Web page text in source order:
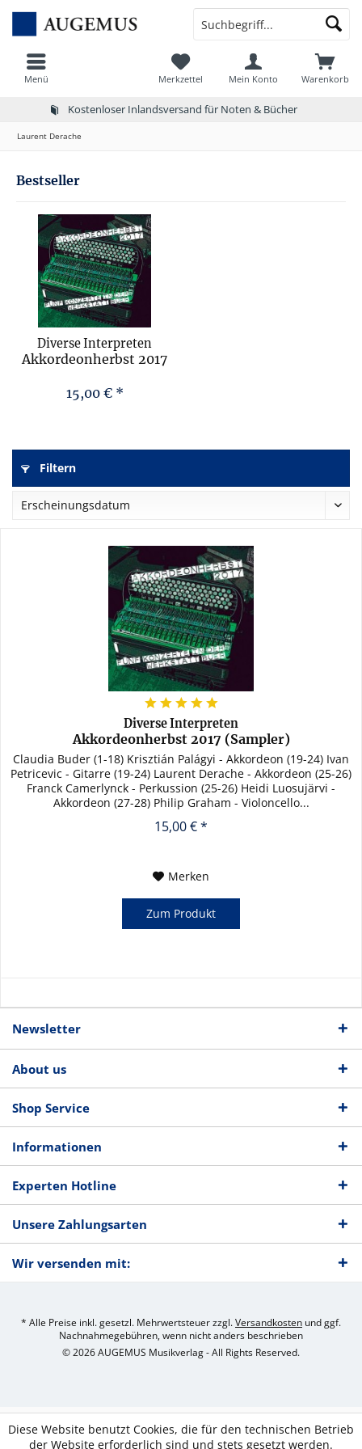
Kostenloser Inlandsversand für Noten & Bücher
Menü Warenkorb
Merkzettel Mein Konto
Laurent Derache
Bestseller
Diverse Interpreten
Akkordeonherbst 2017
15,00 € *
Filtern
Diverse Interpreten
Akkordeonherbst 2017 (Sampler)
Claudia Buder (1-18) Krisztián Palágyi - Akkordeon (19-24) Ivan
Petricevic - Gitarre (19-24) Laurent Derache - Akkordeon (25-26)
Franck Camerlynck - Perkussion (25-26) Heidi Luosujärvi -
Akkordeon (27-28) Philip Graham - Violoncello...
15,00 € *
Merken
Zum Produkt
Newsletter
About us
Shop Service
Informationen
Experten Hotline
Unsere Zahlungsarten
Wir versenden mit:
* Alle Preise inkl. gesetzl. Mehrwertsteuer zzgl.Versandkosten und ggf.
Nachnahmegebühren, wenn nicht anders beschrieben
© 2026 AUGEMUS Musikverlag - All Rights Reserved.
Diese Website benutzt Cookies, die für den technischen Betrieb
der Website erforderlich sind und stets gesetzt werden.